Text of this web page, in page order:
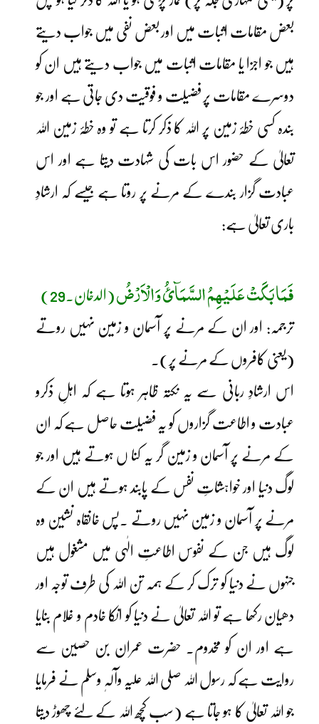
بعض مقامات اثبات میں اور بعض نفی میں جواب دیتے
ہیں جو اجزا یا مقامات اثبات میں جواب دیتے ہیں ان کو
دوسرے مقامات پر فضیلت و فوقیت دی جاتی ہے اور جو
بندہ کسی خطۂ زمین پر اللہ کا ذکر کرتا ہے تو وہ خطۂ زمین اللہ
تعالیٰ کے حضور اس بات کی شہادت دیتا ہے اور اس
عبادت گزار بندے کے مرنے پر روتا ہے جیسے کہ ارشادِ
باری تعالیٰ ہے:
فَمَا بَکَتْ عَلَیْھِمُ السَّمَآئُ وَالْاَرْضُ (الدخان۔29)
ترجمہ: اور ان کے مرنے پر آسمان و زمین نہیں روتے
(یعنی کافروں کے مرنے پر)۔
اس ارشادِ ربانی سے یہ نکتہ ظاہر ہوتا ہے کہ اہلِ ذکرو
عبادت و اطاعت گزاروں کو یہ فضیلت حاصل ہے کہ ان
کے مرنے پر آسمان و زمین گر یہ کنا ں ہوتے ہیں اور جو
لوگ دنیا اور خواہشاتِ نفس کے پابند ہوتے ہیں ان کے
مرنے پر آسمان و زمین نہیں روتے ۔پس خانقاہ نشین وہ
لوگ ہیں جن کے نفوس اطاعتِ الٰہی میں مشغول ہیں
جنہوں نے دنیا کو ترک کر کے ہمہ تن اللہ کی طرف توجہ اور
دھیان رکھا ہے تو اللہ تعالیٰ نے دنیا کو انکا خادم و غلام بنایا
ہے اور ان کو مخدوم۔ حضرت عمران بن حصین سے
روایت ہے کہ رسول اللہ صلی اللہ علیہ وآلہٖ وسلم نے فرمایا
جو اللہ تعالیٰ کا ہو جاتا ہے (سب کچھ اللہ کے لئے چھوڑ دیتا